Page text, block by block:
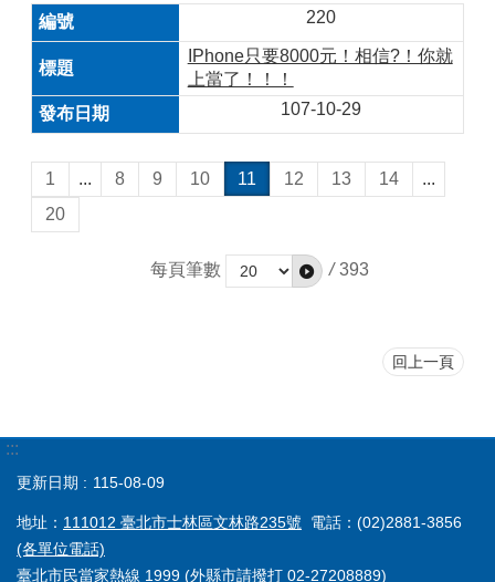
220
IPhone只要8000元！相信?！你就
上當了！！！
107-10-29
1 ... 8 9 10 11 12 13 14
...
20
每頁筆數 / 393
回上一頁
:::
更新日期 115-08-09
地址： 111012 臺北市士林區文林路235號 電話：(02)2881-3856
(各單位電話)
臺北市民當家熱線 1999 (外縣市請撥打 02-27208889)